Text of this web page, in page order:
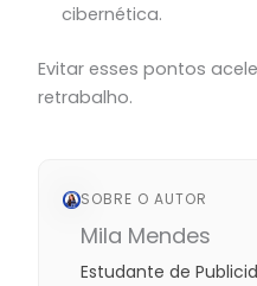
cibernética.
Evitar esses pontos
retrabalho.
SOBRE O AUTOR
Mila Mendes
Estudante de